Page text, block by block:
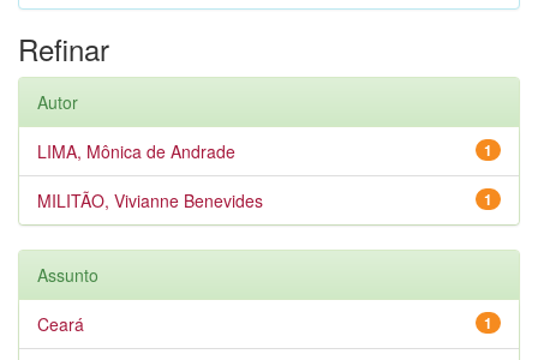
Refinar
Autor
1
LIMA, Mônica de Andrade
1
MILITÃO, Vivianne Benevides
Assunto
1
Ceará